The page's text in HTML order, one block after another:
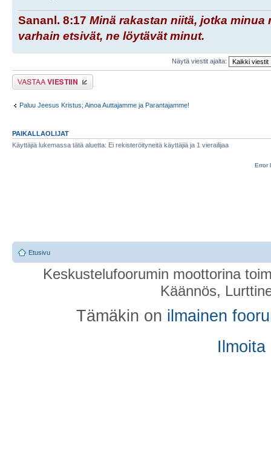
Sananl. 8:17 Minä rakastan niitä, jotka minua
varhain etsivät, ne löytävät minut.
Näytä viestit ajalta:
Lähetä vastaus
Paluu Jeesus Kristus; Ainoa Auttajamme ja Parantajamme!
PAIKALLAOLIJAT
Käyttäjiä lukemassa tätä aluetta: Ei rekisteröityneitä käyttäjiä ja 1 vierailijaa
Error
Etusivu
Keskustelufoorumin moottorina
Käännös,
Tämäkin on ilmainen